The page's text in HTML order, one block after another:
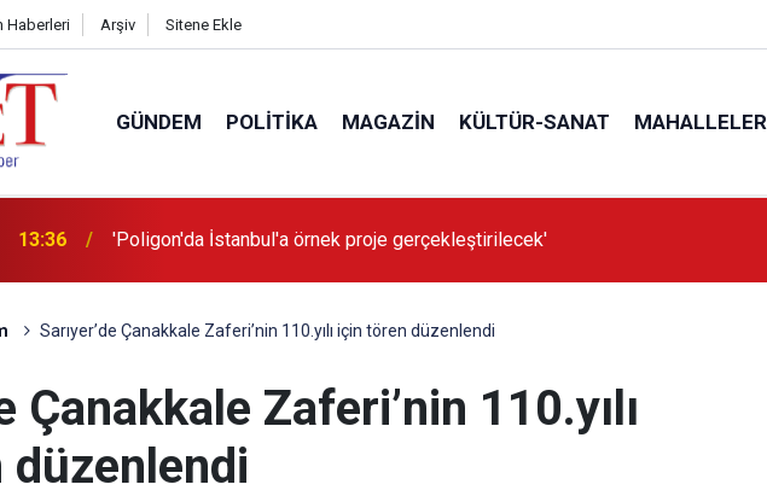
Haberleri Arşiv Sitene Ekle
GÜNDEM POLITIKA MAGAZIN KÜLTÜR-SANAT MAHALLELER
13:36 'Poligon'da İstanbul'a örnek proje gerçekleştirilecek'
Sarıyer’de Çanakkale Zaferi’nin 110.yılı için tören düzenlendi
Çanakkale Zaferi’nin 110.yılı